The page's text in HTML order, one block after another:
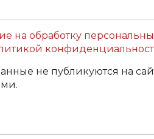
на обработку
не публикуются на